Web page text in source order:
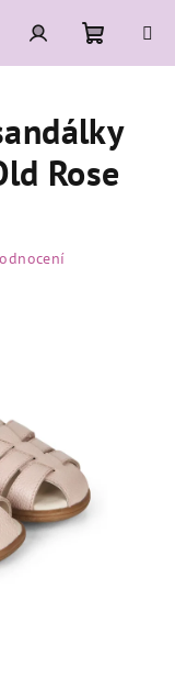
PřihlášeníNákupní
košík
Rose